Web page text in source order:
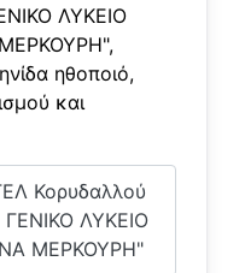
ΛΥΚΕΙΟ
ηθοποιό,
και
Κορυδαλλού
ΓΕΝΙΚΟ ΛΥΚΕΙΟ
ΜΕΡΚΟΥΡΗ"